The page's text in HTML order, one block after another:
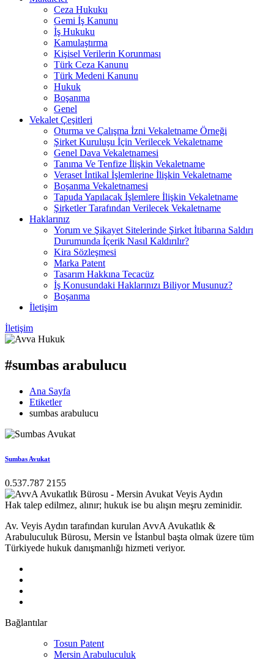
Ceza Hukuku
Gemi İş Kanunu
İş Hukuku
Kamulaştırma
Kişisel Verilerin Korunması
Türk Ceza Kanunu
Türk Medeni Kanunu
Hukuk
Boşanma
Genel
Vekalet Çeşitleri
Oturma ve Çalışma İzni Vekaletname Örneği
Şirket Kuruluşu İçin Verilecek Vekaletname
Genel Dava Vekaletnamesi
Tanıma Ve Tenfize İlişkin Vekaletname
Veraset İntikal İşlemlerine İlişkin Vekaletname
Boşanma Vekaletnamesi
Tapuda Yapılacak İşlemlere İlişkin Vekaletname
Şirketler Tarafından Verilecek Vekaletname
Haklarınız
Yorum ve Şikayet Sitelerinde Şirket İtibarına Saldırı
Durumunda İçerik Nasıl Kaldırılır?
Kira Sözleşmesi
Marka Patent
Tasarım Hakkına Tecacüz
İş Konusundaki Haklarınızı Biliyor Musunuz?
Boşanma
İletişim
İletişim
#sumbas arabulucu
Ana Sayfa
Etiketler
sumbas arabulucu
Sumbas Avukat
0.537.787 2155
Hak talep edilmez, alınır; hukuk ise bu alışın meşru zeminidir.
Av. Veyis Aydın tarafından kurulan AvvA Avukatlık &
Arabuluculuk Bürosu, Mersin ve İstanbul başta olmak üzere tüm
Türkiyede hukuk danışmanlığı hizmeti veriyor.
Bağlantılar
Tosun Patent
Mersin Arabuluculuk